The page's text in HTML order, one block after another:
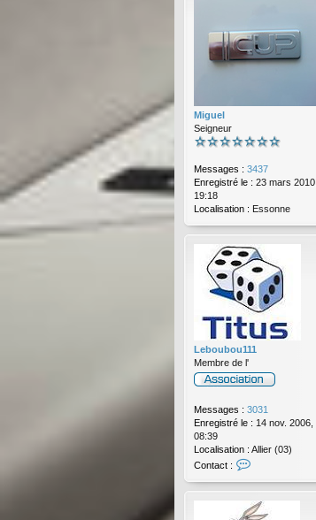
Miguel
Seigneur
Messages : 3437
Enregistré le : 23 mars 2010,
19:18
Localisation : Essonne
Leboubou111
Membre de l'
Messages : 3031
Enregistré le : 14 nov. 2006,
08:39
Localisation : Allier (03)
Contact :
a